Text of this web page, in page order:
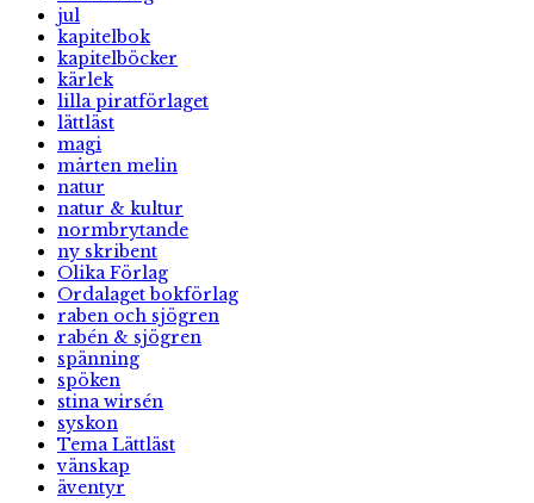
jul
kapitelbok
kapitelböcker
kärlek
lilla piratförlaget
lättläst
magi
mårten melin
natur
natur & kultur
normbrytande
ny skribent
Olika Förlag
Ordalaget bokförlag
raben och sjögren
rabén & sjögren
spänning
spöken
stina wirsén
syskon
Tema Lättläst
vänskap
äventyr